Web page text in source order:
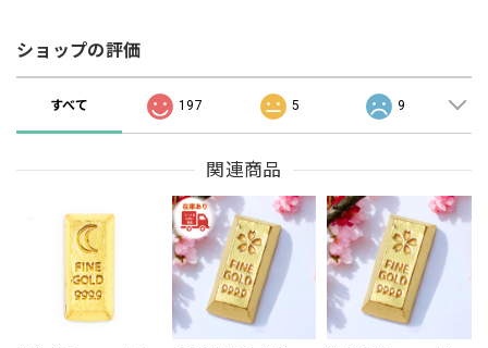
ショップの評価
すべて 197 5 9
関連商品